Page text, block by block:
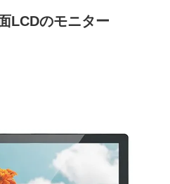
LCDのモニター